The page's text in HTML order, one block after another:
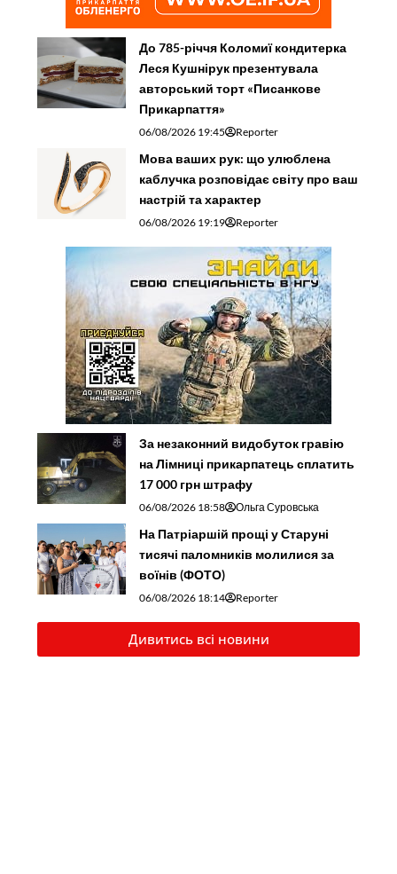
До 785-річчя Коломиї кондитерка
Леся Кушнірук презентувала
авторський торт «Писанкове
Прикарпаття»
06/08/2026 19:45 Reporter
Мова ваших рук: що улюблена
каблучка розповідає світу про ваш
настрій та характер
06/08/2026 19:19 Reporter
За незаконний видобуток гравію
на Лімниці прикарпатець сплатить
17 000 грн штрафу
06/08/2026 18:58 Ольга Суровська
На Патріаршій прощі у Старуні
тисячі паломників молилися за
воїнів (ФОТО)
06/08/2026 18:14 Reporter
Дивитись всі новини